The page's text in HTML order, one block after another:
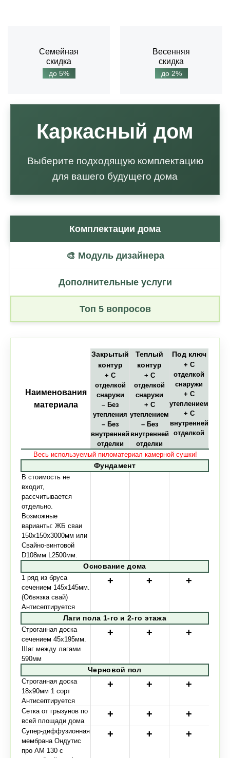
Семейная
скидка
до 5%
Весенняя
скидка
до 2%
Каркасный дом
Выберите подходящую комплектацию
для вашего будущего дома
Комплектации дома
🎨 Модуль дизайнера
Дополнительные услуги
Топ 5 вопросов
Наименования
материала
Закрытый
контур
+ С
отделкой
снаружи
– Без
утепления
– Без
внутренней
отделки
Теплый
контур
+ С
отделкой
снаружи
+ С
утеплением
– Без
внутренней
отделки
Под ключ
+ С
отделкой
снаружи
+ С
утеплением
+ С
внутренней
отделкой
Весь используемый пиломатериал камерной сушки!
Фундамент
В стоимость не
входит,
рассчитывается
отдельно.
Возможные
варианты: ЖБ сваи
150х150х3000мм или
Свайно-винтовой
D108мм L2500мм.
Основание дома
1 ряд из бруса
сечением 145х145мм.
(Обвязка свай)
Антисептируется
Лаги пола 1-го и 2-го этажа
Строганная доска
сечением 45х195мм.
Шаг между лагами
590мм
Черновой пол
Строганная доска
18х90мм 1 сорт
Антисептируется
Сетка от грызунов по
всей площади дома
Супер-диффузионная
мембрана Ондутис
про АМ 130 с